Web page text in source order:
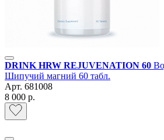
DRINK HRW REJUVENATION 60
Шипучий магний 60 табл.
Арт. 681008
8 000 р.